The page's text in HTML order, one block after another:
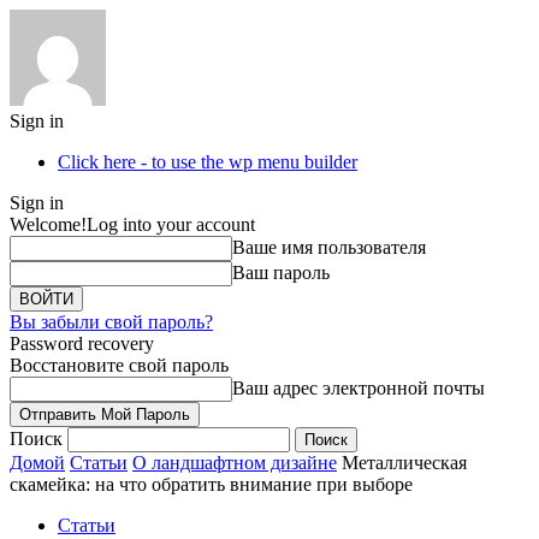
Sign in
Click here - to use the wp menu builder
Sign in
Welcome!Log into your account
Ваше имя пользователя
Ваш пароль
Вы забыли свой пароль?
Password recovery
Восстановите свой пароль
Ваш адрес электронной почты
Поиск
Домой Статьи О ландшафтном дизайне Металлическая
скамейка: на что обратить внимание при выборе
Статьи